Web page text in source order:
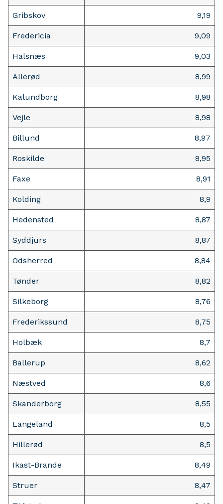
Gribskov 9,19
Fredericia 9,09
Halsnæs 9,03
Allerød 8,99
Kalundborg 8,98
Vejle 8,98
Billund 8,97
Roskilde 8,95
Faxe 8,91
Kolding 8,9
Hedensted 8,87
Syddjurs 8,87
Odsherred 8,84
Tønder 8,82
Silkeborg 8,76
Frederikssund 8,75
Holbæk 8,7
Ballerup 8,62
Næstved 8,6
Skanderborg 8,55
Langeland 8,5
Hillerød 8,5
Ikast-Brande 8,49
Struer 8,47